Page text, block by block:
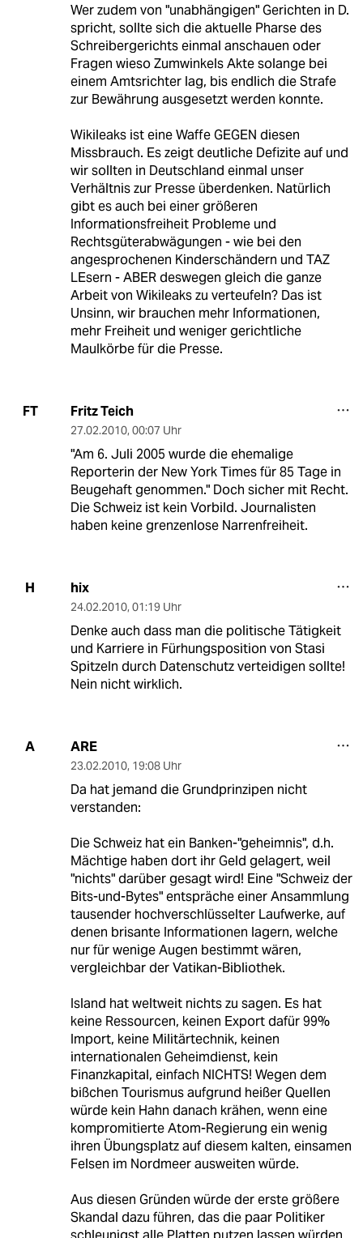
Wer zudem von "unabhängigen" Gerichten in D.
spricht, sollte sich die aktuelle Pharse des
Schreibergerichts einmal anschauen oder
Fragen wieso Zumwinkels Akte solange bei
einem Amtsrichter lag, bis endlich die Strafe
zur Bewährung ausgesetzt werden konnte.
Wikileaks ist eine Waffe GEGEN diesen
Missbrauch. Es zeigt deutliche Defizite auf und
wir sollten in Deutschland einmal unser
Verhältnis zur Presse überdenken. Natürlich
gibt es auch bei einer größeren
Informationsfreiheit Probleme und
Rechtsgüterabwägungen - wie bei den
angesprochenen Kinderschändern und TAZ
LEsern - ABER deswegen gleich die ganze
Arbeit von Wikileaks zu verteufeln? Das ist
Unsinn, wir brauchen mehr Informationen,
mehr Freiheit und weniger gerichtliche
Maulkörbe für die Presse.
FT Fritz Teich
27.02.2010, 00:07 Uhr
"Am 6. Juli 2005 wurde die ehemalige
Reporterin der New York Times für 85 Tage in
Beugehaft genommen." Doch sicher mit Recht.
Die Schweiz ist kein Vorbild. Journalisten
haben keine grenzenlose Narrenfreiheit.
H hix
24.02.2010, 01:19 Uhr
Denke auch dass man die politische Tätigkeit
und Karriere in Fürhungsposition von Stasi
Spitzeln durch Datenschutz verteidigen sollte!
Nein nicht wirklich.
A ARE
23.02.2010, 19:08 Uhr
Da hat jemand die Grundprinzipen nicht
verstanden:
Die Schweiz hat ein Banken-"geheimnis", d.h.
Mächtige haben dort ihr Geld gelagert, weil
"nichts" darüber gesagt wird! Eine "Schweiz der
Bits-und-Bytes" entspräche einer Ansammlung
tausender hochverschlüsselter Laufwerke, auf
denen brisante Informationen lagern, welche
nur für wenige Augen bestimmt wären,
vergleichbar der Vatikan-Bibliothek.
Island hat weltweit nichts zu sagen. Es hat
keine Ressourcen, keinen Export dafür 99%
Import, keine Militärtechnik, keinen
internationalen Geheimdienst, kein
Finanzkapital, einfach NICHTS! Wegen dem
bißchen Tourismus aufgrund heißer Quellen
würde kein Hahn danach krähen, wenn eine
kompromitierte Atom-Regierung ein wenig
ihren Übungsplatz auf diesem kalten, einsamen
Felsen im Nordmeer ausweiten würde.
Aus diesen Gründen würde der erste größere
Skandal dazu führen, das die paar Politiker